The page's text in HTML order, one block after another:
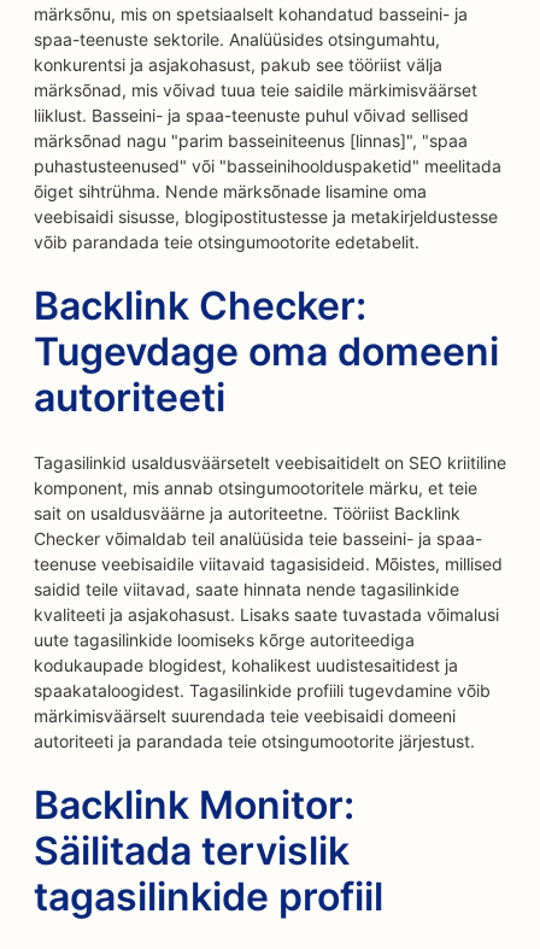
märksõnu, mis on spetsiaalselt kohandatud basseini- ja
spaa-teenuste sektorile. Analüüsides otsingumahtu,
konkurentsi ja asjakohasust, pakub see tööriist välja
märksõnad, mis võivad tuua teie saidile märkimisväärset
liiklust. Basseini- ja spaa-teenuste puhul võivad sellised
märksõnad nagu "parim basseiniteenus [linnas]", "spaa
puhastusteenused" või "basseinihoolduspaketid" meelitada
õiget sihtrühma. Nende märksõnade lisamine oma
veebisaidi sisusse, blogipostitustesse ja metakirjeldustesse
võib parandada teie otsingumootorite edetabelit.
Backlink Checker:
Tugevdage oma domeeni
autoriteeti
Tagasilinkid usaldusväärsetelt veebisaitidelt on SEO kriitiline
komponent, mis annab otsingumootoritele märku, et teie
sait on usaldusväärne ja autoriteetne. Tööriist Backlink
Checker võimaldab teil analüüsida teie basseini- ja spaa-
teenuse veebisaidile viitavaid tagasisideid. Mõistes, millised
saidid teile viitavad, saate hinnata nende tagasilinkide
kvaliteeti ja asjakohasust. Lisaks saate tuvastada võimalusi
uute tagasilinkide loomiseks kõrge autoriteediga
kodukaupade blogidest, kohalikest uudistesaitidest ja
spaakataloogidest. Tagasilinkide profiili tugevdamine võib
märkimisväärselt suurendada teie veebisaidi domeeni
autoriteeti ja parandada teie otsingumootorite järjestust.
Backlink Monitor:
Säilitada tervislik
tagasilinkide profiil